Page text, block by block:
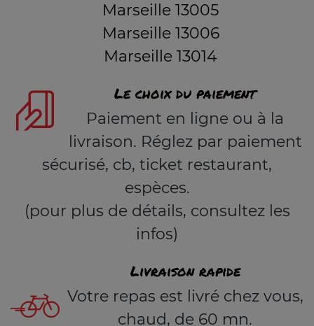
Marseille 13005
Marseille 13006
Marseille 13014
Le choix du paiement
Paiement en ligne ou à la
livraison. Réglez par paiement
sécurisé, cb, ticket restaurant,
espèces.
(pour plus de détails, consultez les
infos)
Livraison rapide
Votre repas est livré chez vous,
chaud, de 60 mn.